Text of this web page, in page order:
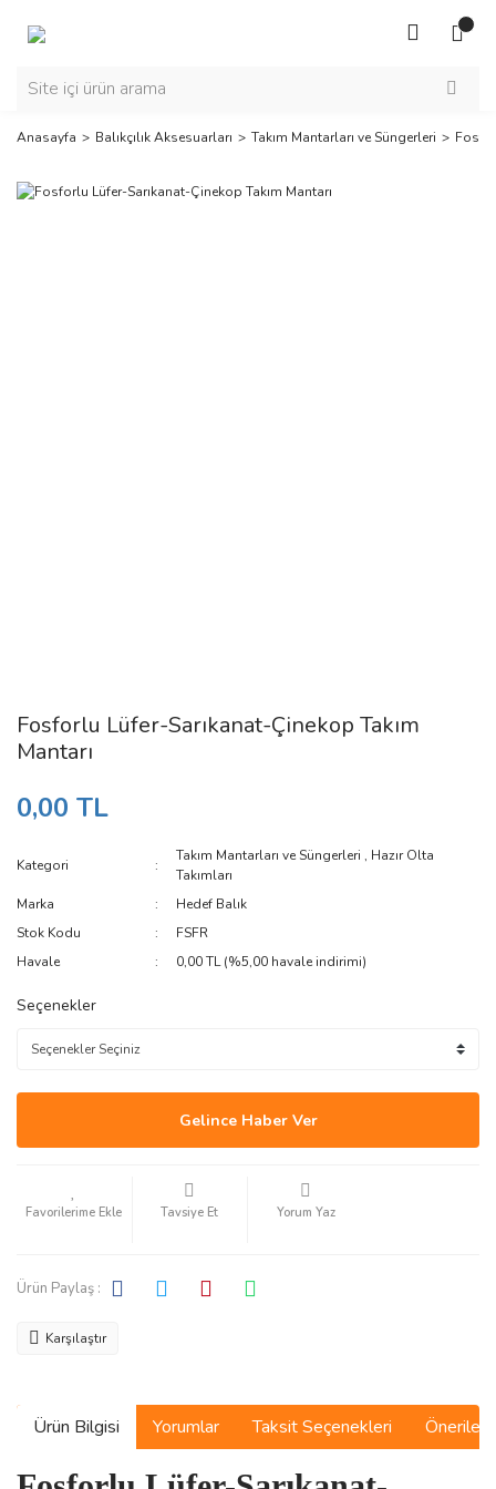
Anasayfa Balıkçılık Aksesuarları Takım Mantarları ve Süngerleri
Fosforlu Lüfer-Sarıkanat-Çinekop Takım
Mantarı
0,00 TL
Kategori
Takım Mantarları ve Süngerleri , Hazır Olta
Takımları
Marka
Hedef Balık
Stok Kodu
FSFR
Havale
0,00 TL (%5,00 havale indirimi)
Seçenekler
Gelince Haber Ver
Tavsiye Et Yorum Yaz
Ürün Paylaş :
Karşılaştır
Ürün Bilgisi Yorumlar Taksit Seçenekleri